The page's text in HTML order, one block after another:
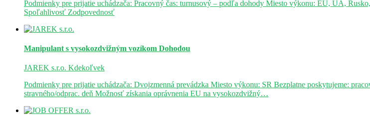
Podmienky pre prijatie uchádzača: Pracovný čas: turnusový – podľa dohody Miesto výkonu: EÚ, UA,
Spoľahlivosť Zodpovednosť
Manipulant s vysokozdvižným vozíkom Dohodou
JAREK s.r.o. Kdekoľvek
Podmienky pre prijatie uchádzača: Dvojzmenná prevádzka Miesto výkonu: SR Bezplatne poskytujeme:
stravného/odprac. deň Možnosť získania oprávnenia EU na vysokozdvižný…